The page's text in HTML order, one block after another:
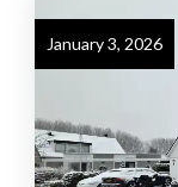
January 3, 2026